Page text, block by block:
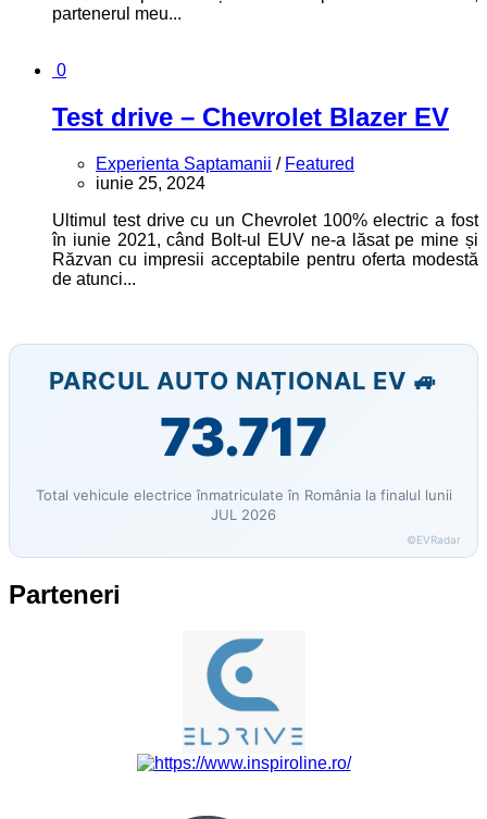
partenerul meu...
0
Test drive – Chevrolet Blazer EV
Experienta Saptamanii / Featured
iunie 25, 2024
Ultimul test drive cu un Chevrolet 100% electric a fost
în iunie 2021, când Bolt-ul EUV ne-a lăsat pe mine și
Răzvan cu impresii acceptabile pentru oferta modestă
de atunci...
PARCUL AUTO NAȚIONAL EV 🚙
73.717
Total vehicule electrice înmatriculate în România la finalul lunii
JUL 2026
©EVRadar
Parteneri